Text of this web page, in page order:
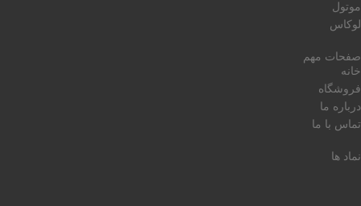
موتول
لوکاس
صفحات مهم
خانه
فروشگاه
درباره ما
تماس با ما
نماد ها